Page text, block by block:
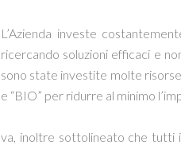
L’Azienda investe
ricercando soluzioni efficaci e
sono state investite molte
e “BIO” per ridurre al minimo
va, inoltre sottolineato che tutti